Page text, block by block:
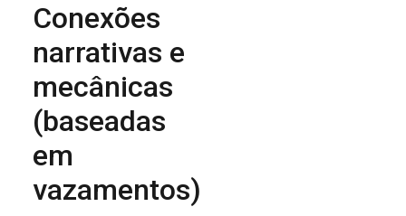
Conexões
narrativas e
mecânicas
(baseadas
em
vazamentos)